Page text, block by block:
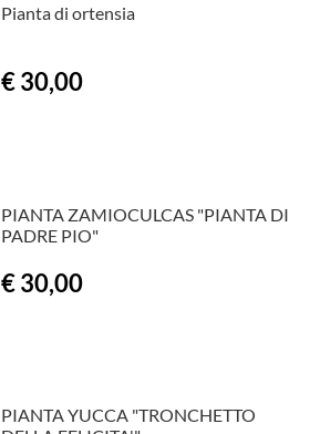
Pianta di ortensia
€ 30,00
PIANTA ZAMIOCULCAS "PIANTA DI
PADRE PIO"
€ 30,00
PIANTA YUCCA "TRONCHETTO